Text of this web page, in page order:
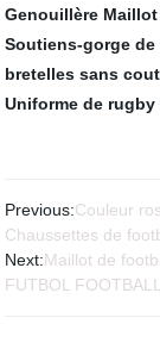
Genouillère
Soutiens-gorge
bretelles sans
Uniforme de rugby
Previous:Couleur
Chaussettes de
Next:Maillot de
FUTBOL